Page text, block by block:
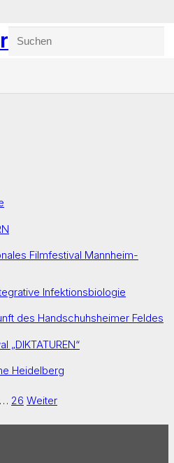
Filmfestival Mannheim-
Infektionsbiologie
des Handschuhsheimer Feldes
„DIKTATUREN“
Heidelberg
… 26 Weiter